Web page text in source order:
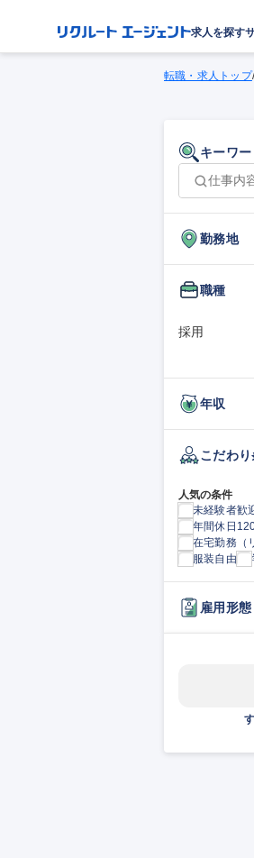
求人を探す
転職・求人トップ
キーワー
勤務地
職種
採用
年収
こだわり
人気の条件
未経験者歓
年間休日
在宅勤務（
服装自由
雇用形態